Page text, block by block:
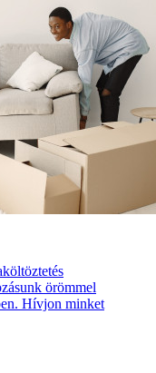
örömmel
Hívjon minket